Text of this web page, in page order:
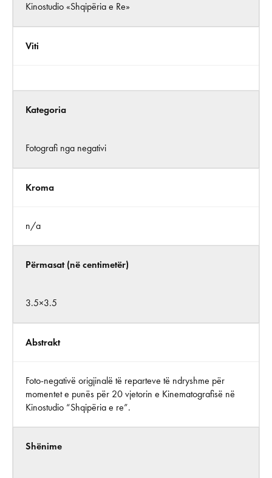
Kinostudio «Shqipëria e Re»
Viti
Kategoria
Fotografi nga negativi
Kroma
n/a
Përmasat (në centimetër)
3.5×3.5
Abstrakt
Foto-negativë origjinalë të reparteve të ndryshme për
momentet e punës për 20 vjetorin e Kinematografisë në
Kinostudio “Shqipëria e re”.
Shënime